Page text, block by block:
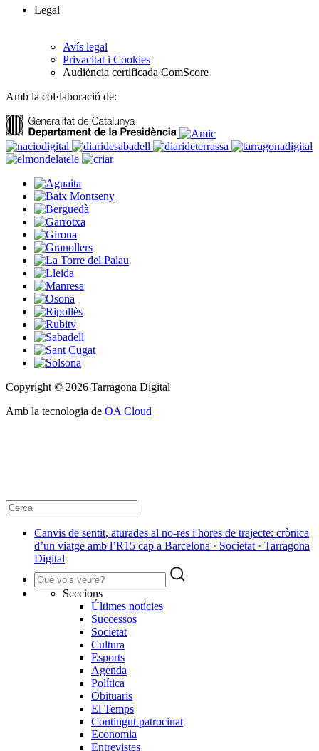
Legal
Avís legal
Privacitat i Cookies
Audiència certificada ComScore
Amb la col·laboració de:
Copyright © 2026 Tarragona Digital
Amb la tecnologia de OA Cloud
Canvis de sentit, aturades al no-res i hores de trajecte: crònica
d’un viatge amb l’R15 cap a Barcelona · Societat · Tarragona
Digital
Seccions
Últimes notícies
Successos
Societat
Cultura
Esports
Agenda
Política
Obituaris
El Temps
Contingut patrocinat
Economia
Entrevistes